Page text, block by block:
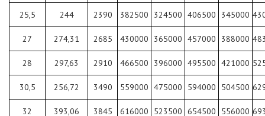
25,5 244 2390 382500 324500 406500 345000
27 274,31 2685 430000 365000 457000 388000
28 297,63 2910 466500 396000 495500 421000
30,5 256,72 3490 559000 475000 594000 504500
32 393,06 3845 616000 523500 654500 556000